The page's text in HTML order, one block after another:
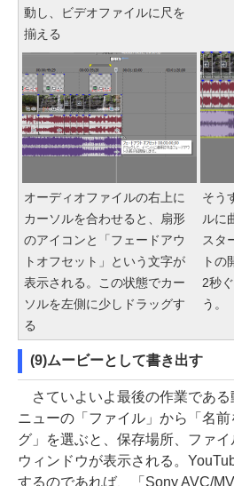
動し、ビデオファイルに尺を
揃える
オーディオファイルの右上に
カーソルを合わせると、扇形
のアイコンと「フェードアウ
トオフセット」という文字が
表示される。この状態でカー
ソルを左側に少しドラッグす
る
そう
ルに
スタ
トの
2秒
う。
(9)ムービーとして書き出す
さていよいよ最後の作業である
ニューの「ファイル」から「名
グ」を選ぶと、保存場所、ファ
ウィンドウが表示される。
するのであれば、「Sony AVC/